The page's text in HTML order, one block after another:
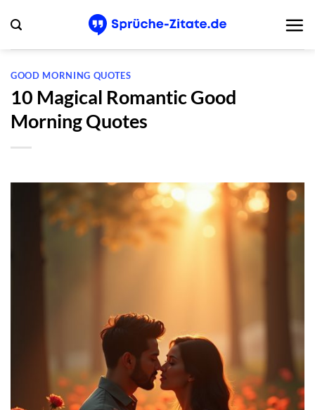
Inhalt
springen
GOOD MORNING QUOTES
10 Magical Romantic Good
Morning Quotes